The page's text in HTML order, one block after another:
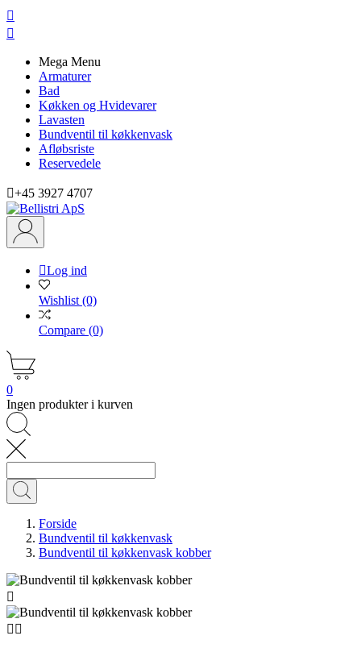


Mega Menu
Armaturer
Bad
Køkken og Hvidevarer
Lavasten
Bundventil til køkkenvask
Afløbsriste
Reservedele
+45 3927 4707
Log ind
Wishlist (0)
Compare (0)
0
Ingen produkter i kurven
Forside
Bundventil til køkkenvask
Bundventil til køkkenvask kobber

 